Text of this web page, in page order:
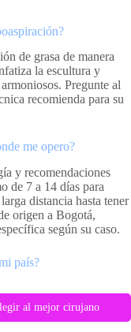
de grasa de manera
la escultura y
Pregunte al
recomienda para su
me opero?
y recomendaciones
de 7 a 14 días para
distancia hasta tener
origen a Bogotá,
según su caso.
país?
al mejor cirujano